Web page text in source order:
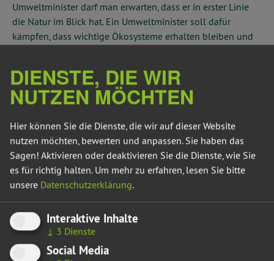
Umweltminister darf man erwarten, dass er in erster Linie
die Natur im Blick hat. Ein Umweltminister soll dafür
kämpfen, dass wichtige Ökosysteme erhalten bleiben und
Wasser zu sparen“, sagt Wolfgang Aldag, Sprecher für Natur-
und Umweltschutz der grünen Landtagsfraktion.
„Laut Dürremonitor des UFZ Leipzig herrscht für den
Gesamtboden immer noch eine außergewöhnlich Dürre.
Wasser ist ein knappes Gut und es braucht dringend einen
sparsamen Umgang damit. Überall im Land fallen die
Dorfteiche trocken. Der Wasserspiegel im Arendsee, der aus
Grundwasser gespeist wird, ist in den letzten Jahren um 90
Grundwasserspiegel besteht Gefahr für viele Feuchtgebiete,
sie können unwiederbringlich verloren gehen. Zudem
würden die Mehreinnahmen dem Landeshaushalt guttun.
DIENSTE, DIE WIR
NUTZEN MÖCHTEN
Hier können Sie die Dienste, die wir auf dieser Website
nutzen möchten, bewerten und anpassen. Sie haben das
Sagen! Aktivieren oder deaktivieren Sie die Dienste, wie Sie
es für richtig halten. Um mehr zu erfahren, lesen Sie bitte
unsere Datenschutzerklärung.
Interaktive Inhalte
↓ 3 Dienste
Social Media